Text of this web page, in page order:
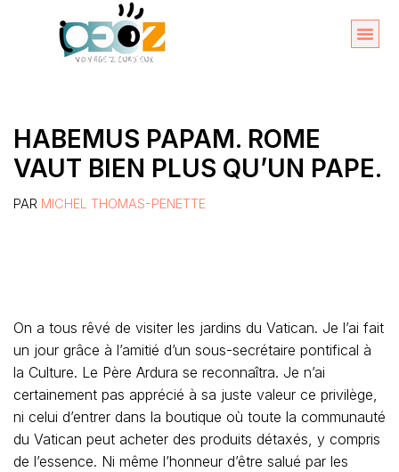
HABEMUS PAPAM. ROME
VAUT BIEN PLUS QU’UN PAPE.
PAR MICHEL THOMAS-PENETTE
On a tous rêvé de visiter les jardins du Vatican. Je l’ai fait
un jour grâce à l’amitié d’un sous-secrétaire pontifical à
la Culture. Le Père Ardura se reconnaîtra. Je n’ai
certainement pas apprécié à sa juste valeur ce privilège,
ni celui d’entrer dans la boutique où toute la communauté
du Vatican peut acheter des produits détaxés, y compris
de l’essence. Ni même l’honneur d’être salué par les